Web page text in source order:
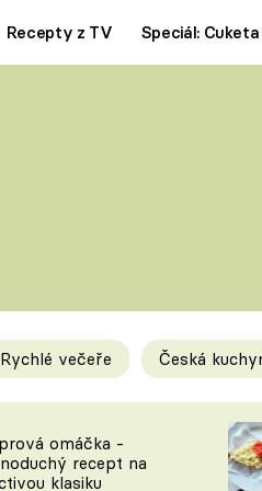
Recepty z TV Speciál: Cuketa
Rychlé večeře Česká
omáčka -
recept na
klasiku